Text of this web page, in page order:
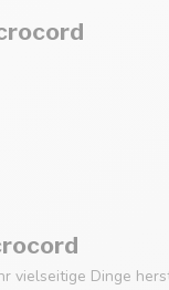
vielseitige Dinge